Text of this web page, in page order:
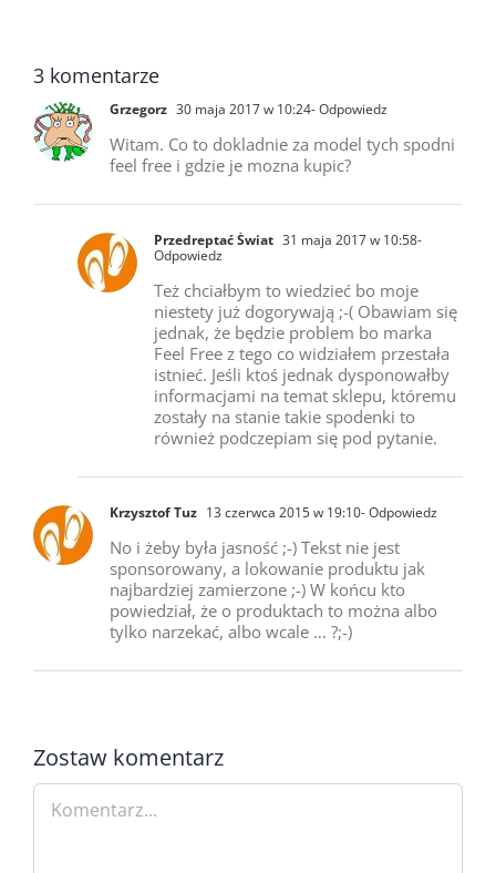
3 komentarze
Grzegorz 30 maja 2017 w 10:24- Odpowiedz
Witam. Co to dokladnie za model tych spodni
feel free i gdzie je mozna kupic?
Przedreptać Świat 31 maja 2017 w 10:58-
Odpowiedz
Też chciałbym to wiedzieć bo moje
niestety już dogorywają ;-( Obawiam się
jednak, że będzie problem bo marka
Feel Free z tego co widziałem przestała
istnieć. Jeśli ktoś jednak dysponowałby
informacjami na temat sklepu, któremu
zostały na stanie takie spodenki to
również podczepiam się pod pytanie.
Krzysztof Tuz 13 czerwca 2015 w 19:10- Odpowiedz
No i żeby była jasność ;-) Tekst nie jest
sponsorowany, a lokowanie produktu jak
najbardziej zamierzone ;-) W końcu kto
powiedział, że o produktach to można albo
tylko narzekać, albo wcale … ?;-)
Zostaw komentarz
Comment